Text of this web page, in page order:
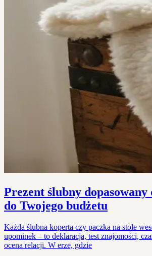
Prezent ślubny dopasowany
do Twojego budżetu
Każda ślubna koperta czy paczka na stole
upominek – to deklaracja, test znajomości,
ocena relacji. W erze, gdzie